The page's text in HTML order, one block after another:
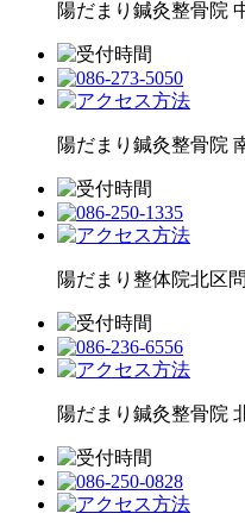
陽だまり鍼灸整骨院
陽だまり鍼灸整骨院
陽だまり整体院北区
陽だまり鍼灸整骨院